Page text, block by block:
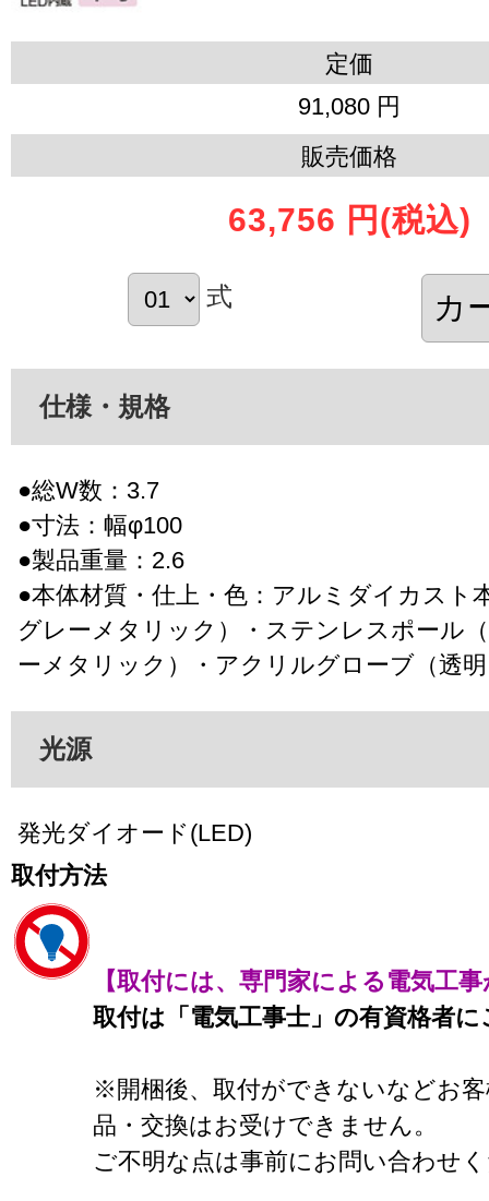
定価
91,080 円
販売価格
63,756 円 (税込)
式
仕様・規格
●総W数：3.7
●寸法：幅φ100
●製品重量：2.6
●本体材質・仕上・色：アルミダイカスト
グレーメタリック）・ステンレスポール
ーメタリック）・アクリルグローブ（透
光源
発光ダイオード(LED)
取付方法
【取付には、専門家による電気工
取付は「電気工事士」の有資格者
※開梱後、取付ができないなどお
品・交換はお受けできません。
ご不明な点は事前にお問い合わせ